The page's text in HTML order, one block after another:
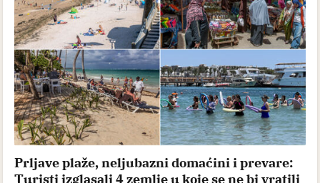
Prljave plaže, neljubazni domaćini i prevare:
Turisti izglasali 4 zemlje u koje se ne bi vratili